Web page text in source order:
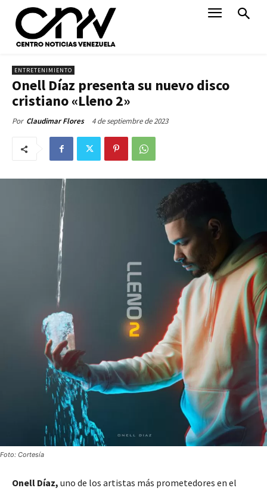
ENTRETENIMIENTO
Onell Díaz presenta su nuevo disco
cristiano «Lleno 2»
Por Claudimar Flores 4 de septiembre de 2023
Foto: Cortesía
Onell Díaz, uno de los artistas más prometedores en el